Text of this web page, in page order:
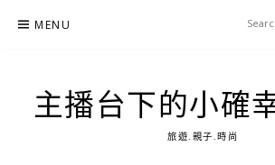
MENU
主播台下的小確
旅遊.親子.時尚